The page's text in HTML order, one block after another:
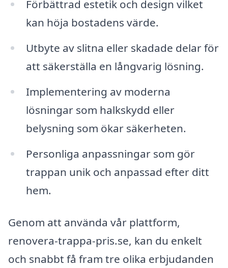
Förbättrad estetik och design vilket
kan höja bostadens värde.
Utbyte av slitna eller skadade delar för
att säkerställa en långvarig lösning.
Implementering av moderna
lösningar som halkskydd eller
belysning som ökar säkerheten.
Personliga anpassningar som gör
trappan unik och anpassad efter ditt
hem.
Genom att använda vår plattform,
renovera-trappa-pris.se, kan du enkelt
och snabbt få fram tre olika erbjudanden